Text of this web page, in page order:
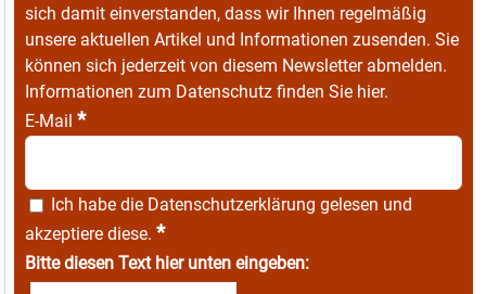
sich damit einverstanden, dass wir Ihnen regelmäßig
unsere aktuellen Artikel und Informationen zusenden. Sie
können sich jederzeit von diesem Newsletter abmelden.
Informationen zum Datenschutz finden Sie hier.
E-Mail *
Ich habe die Datenschutzerklärung gelesen und
akzeptiere diese. *
Bitte diesen Text hier unten eingeben: